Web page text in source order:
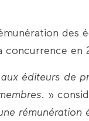
des
concurrence en
éditeurs de
»
rémunération